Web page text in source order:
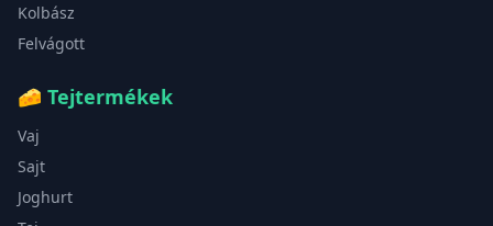
Kolbász
Felvágott
🧀 Tejtermékek
Vaj
Sajt
Joghurt